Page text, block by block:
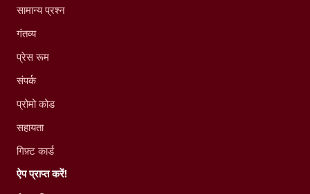
सामान्य प्रश्न
गंतव्य
प्रेस रूम
संपर्क
प्रोमो कोड
सहायता
गिफ़्ट कार्ड
ऐप प्राप्त करें!